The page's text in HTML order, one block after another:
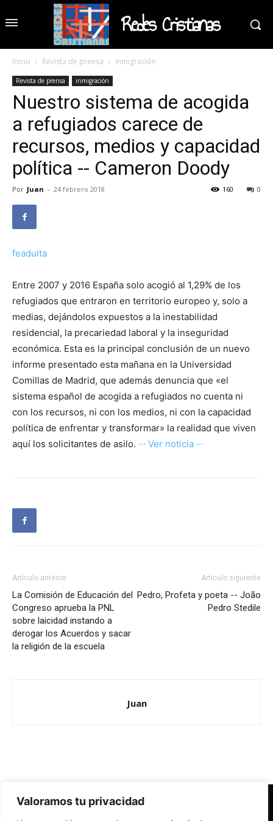
Valoramos tu privacidad
Redes Cristianas
Inicio Revista de prensa inmigración
Revista de prensa inmigración
Nuestro sistema de acogida
a refugiados carece de
recursos, medios y capacidad
política -- Cameron Doody
Por Juan - 24 febrero 2018 0
160
feadulta
Entre 2007 y 2016 España solo acogió al 1,29% de los
refugiados que entraron en territorio europeo y, solo a
medias, dejándolos expuestos a la inestabilidad
residencial, la precariedad laboral y la inseguridad
económica. Esta es la principal conclusión de un nuevo
informe presentado esta mañana en la Universidad
Comillas de Madrid, que además denuncia que «el
sistema español de acogida a refugiados no cuenta ni
con los recursos, ni con los medios, ni con la capacidad
política de enfrentar y transformar» la realidad que viven
aquí los solicitantes de asilo. ··· Ver noticia ···
Artículo anterior
La Comisión de Educación del
Congreso aprueba la PNL
sobre laicidad instando a
derogar los Acuerdos y sacar
la religión de la escuela
Artículo siguiente
Pedro, Profeta y poeta -- João
Pedro Stedile
Juan
Redes Cristianas